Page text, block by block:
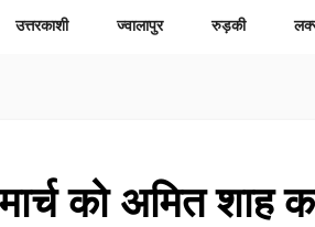
उत्तरकाशी ज्वालापुर रुड़की
मार्च को अमित शाह